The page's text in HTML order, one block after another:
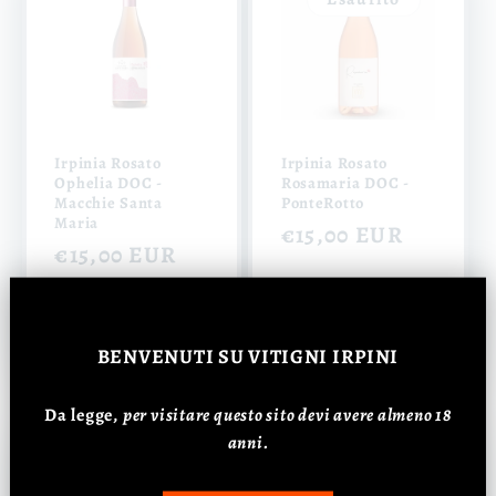
Irpinia Rosato
Ophelia DOC -
Macchie Santa
Maria
Prezzo
di
€15,00 EUR
Irpinia Rosato
Rosamaria DOC -
PonteRotto
Prezzo
di
€15,00 EUR
BENVENUTI SU VITIGNI IRPINI
Da legge, per visitare questo sito devi avere almeno 18
anni.